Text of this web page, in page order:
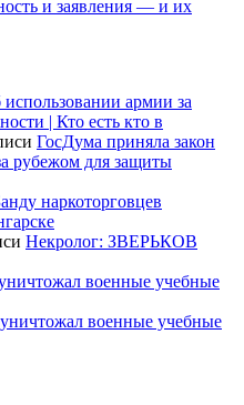
и заявления — и их
армии за
| Кто есть кто в
ГосДума приняла закон
рубежом для защиты
наркоторговцев
Некролог: ЗВЕРЬКОВ
военные учебные
военные учебные